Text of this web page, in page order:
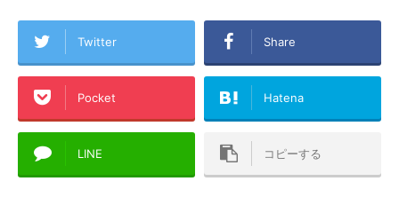
Twitter Share
Pocket Hatena
LINE コピーする